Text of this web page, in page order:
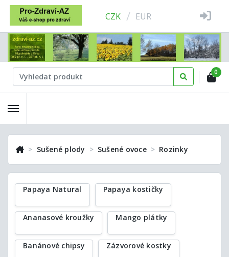
CZK / EUR
0
Sušené plody Sušené ovoce Rozinky
Papaya Natural Papaya kostičky
Ananasové kroužky Mango plátky
Banánové chipsy Zázvorové kostky